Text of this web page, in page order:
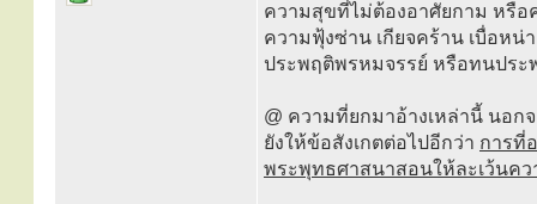
ความสุขที่ไม่ต้องอาศัยกาม หรือ
ความฟุ้งซ่าน เกียจคร้าน เบื่อหน่
ประพฤติพรหมจรรย์ หรือทนประ
@ ความที่ยกมาอ้างเหล่านี้ นอก
ยังให้ข้อสังเกตต่อไปอีกว่า การที่
พระพุทธศาสนาสอนให้ละเว้นค